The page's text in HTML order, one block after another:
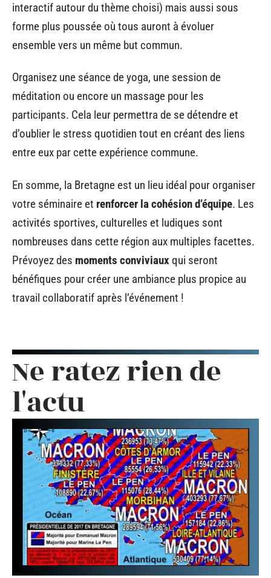
interactif autour du thème choisi) mais aussi sous
forme plus poussée où tous auront à évoluer
ensemble vers un même but commun.
Organisez une séance de yoga, une session de
méditation ou encore un massage pour les
participants. Cela leur permettra de se détendre et
d’oublier le stress quotidien tout en créant des liens
entre eux par cette expérience commune.
En somme, la Bretagne est un lieu idéal pour organiser
votre séminaire et renforcer la cohésion d’équipe. Les
activités sportives, culturelles et ludiques sont
nombreuses dans cette région aux multiples facettes.
Prévoyez des moments conviviaux qui seront
bénéfiques pour créer une ambiance plus propice au
travail collaboratif après l’événement !
Ne ratez rien de
l'actu